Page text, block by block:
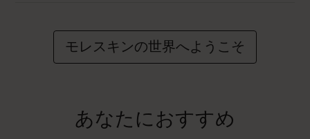
モレスキンの世界へようこそ
あなたにおすすめ